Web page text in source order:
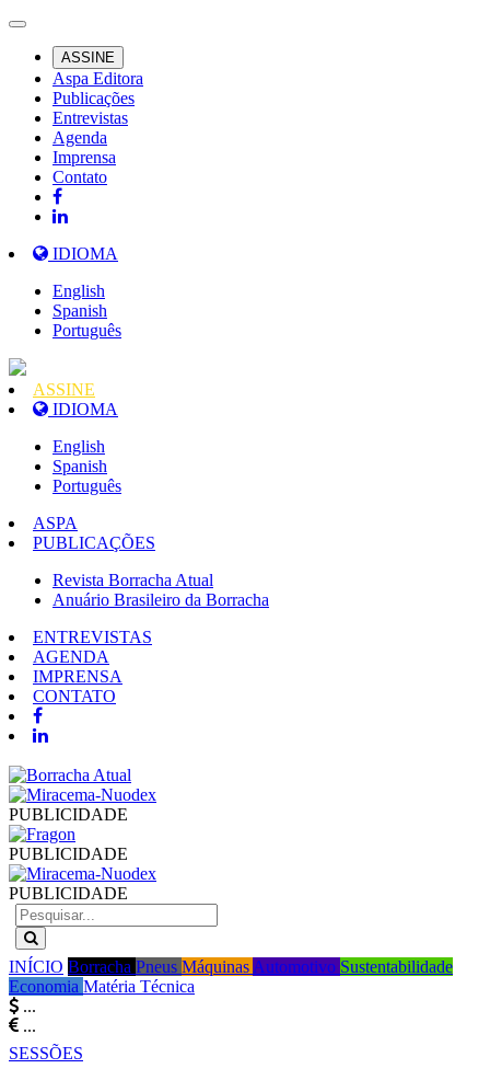
ASSINE
Aspa Editora
Publicações
Entrevistas
Agenda
Imprensa
Contato
IDIOMA
English
Spanish
Português
ASSINE
IDIOMA
English
Spanish
Português
ASPA
PUBLICAÇÕES
Revista Borracha Atual
Anuário Brasileiro da Borracha
ENTREVISTAS
AGENDA
IMPRENSA
CONTATO
PUBLICIDADE
PUBLICIDADE
PUBLICIDADE
INÍCIO Borracha Pneus Máquinas Automotivo Sustentabilidade
Economia Matéria Técnica
...
...
SESSÕES